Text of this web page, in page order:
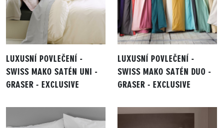
LUXUSNÍ POVLEČENÍ -
SWISS MAKO SATÉN UNI -
GRASER - EXCLUSIVE
LUXUSNÍ POVLEČENÍ -
SWISS MAKO SATÉN DUO -
GRASER - EXCLUSIVE